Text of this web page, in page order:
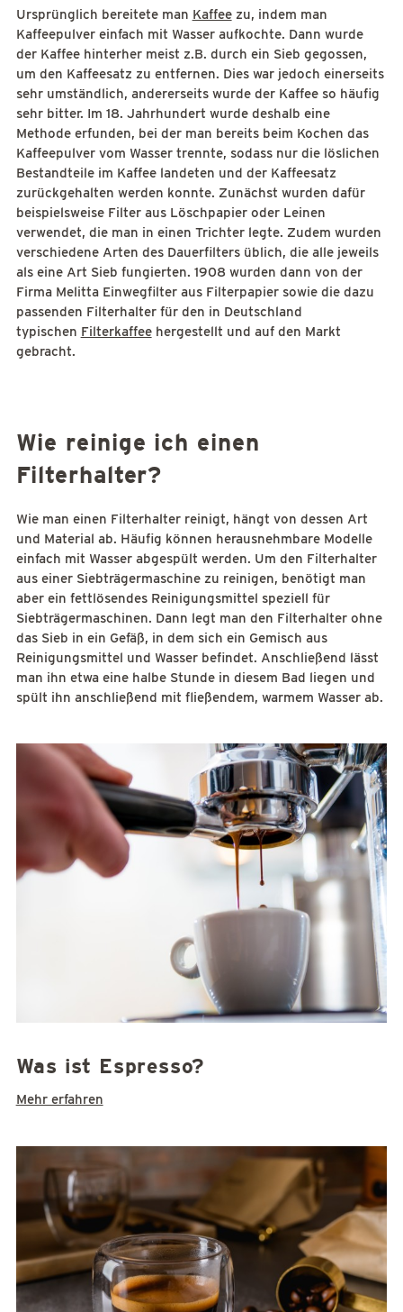
Ursprünglich bereitete man Kaffeezu, indem man
Kaffeepulver einfach mit Wasser aufkochte. Dann wurde
der Kaffee hinterher meist z.B. durch ein Sieb gegossen,
um den Kaffeesatz zu entfernen. Dies war jedoch einerseits
sehr umständlich, andererseits wurde der Kaffee so häufig
sehr bitter. Im 18. Jahrhundert wurde deshalb eine
Methode erfunden, bei der man bereits beim Kochen das
Kaffeepulver vom Wasser trennte, sodass nur die löslichen
Bestandteile im Kaffee landeten und der Kaffeesatz
zurückgehalten werden konnte. Zunächst wurden dafür
beispielsweise Filter aus Löschpapier oder Leinen
verwendet, die man in einen Trichter legte. Zudem wurden
verschiedene Arten des Dauerfilters üblich, die alle jeweils
als eine Art Sieb fungierten. 1908 wurden dann von der
Firma Melitta Einwegfilter aus Filterpapier sowie die dazu
passenden Filterhalter für den in Deutschland
typischen Filterkaffeehergestellt und auf den Markt
gebracht.
Wie reinige ich einen
Filterhalter?
Wie man einen Filterhalter reinigt, hängt von dessen Art
und Material ab. Häufig können herausnehmbare Modelle
einfach mit Wasser abgespült werden. Um den Filterhalter
aus einer Siebträgermaschine zu reinigen, benötigt man
aber ein fettlösendes Reinigungsmittel speziell für
Siebträgermaschinen. Dann legt man den Filterhalter ohne
das Sieb in ein Gefäß, in dem sich ein Gemisch aus
Reinigungsmittel und Wasser befindet. Anschließend lässt
man ihn etwa eine halbe Stunde in diesem Bad liegen und
spült ihn anschließend mit fließendem, warmem Wasser ab.
Was ist Espresso?
Mehr erfahren